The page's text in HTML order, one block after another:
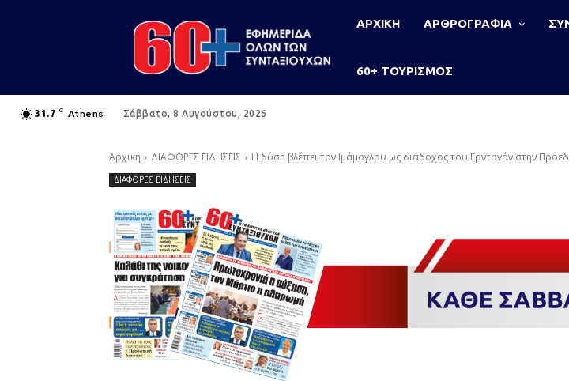
ΑΡΧΙΚΗ ΑΡΘΡΟΓΡΑΦΙΑ
60+ ΤΟΥΡΙΣΜΟΣ
31.7 C Athens Σάββατο, 8 Αυγούστου, 2026
Αρχική ΔΙΑΦΟΡΕΣ ΕΙΔΗΣΕΙΣ Η δύση βλέπει τον Ιμάμογλου ως διάδοχος του Ερντογάν στην
ΔΙΑΦΟΡΕΣ ΕΙΔΗΣΕΙΣ